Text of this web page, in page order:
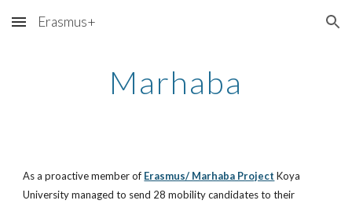
Skip to main content Skip to navigation
Erasmus+
Marhaba
As a proactive member of Erasmus/ Marhaba Project Koya
University managed to send 28 mobility candidates to their